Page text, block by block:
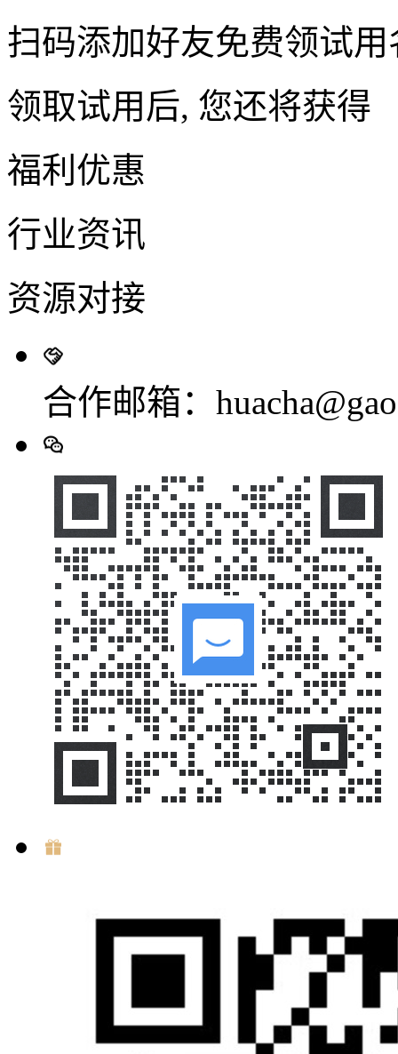
扫码添加好友免费领试用
领取试用后, 您还将获得
福利优惠
行业资讯
资源对接
合作邮箱：